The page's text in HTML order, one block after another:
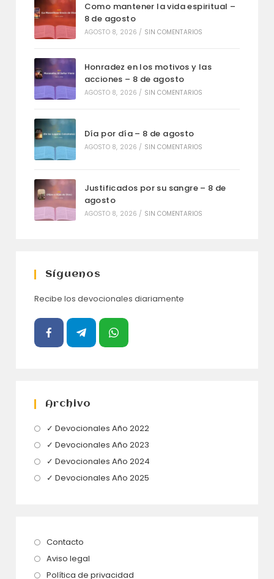
Como mantener la vida espiritual –
8 de agosto
AGOSTO 8, 2026 / SIN COMENTARIOS
Honradez en los motivos y las
acciones – 8 de agosto
AGOSTO 8, 2026 / SIN COMENTARIOS
Día por día – 8 de agosto
AGOSTO 8, 2026 / SIN COMENTARIOS
Justificados por su sangre – 8 de
agosto
AGOSTO 8, 2026 / SIN COMENTARIOS
Síguenos
Recibe los devocionales diariamente
Archivo
✓ Devocionales Año 2022Se
✓ Devocionales Año 2023
abre
✓ Devocionales Año 2024
✓ Devocionales Año 2025
Contacto
abre
en
Aviso legal
abre
Política de privacidad